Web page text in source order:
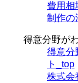
費用相
制作の
得意分野が
得意分
ト_top
株式会